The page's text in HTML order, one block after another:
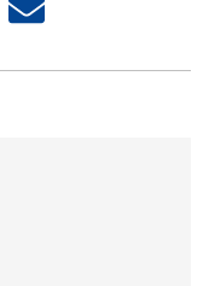
Share